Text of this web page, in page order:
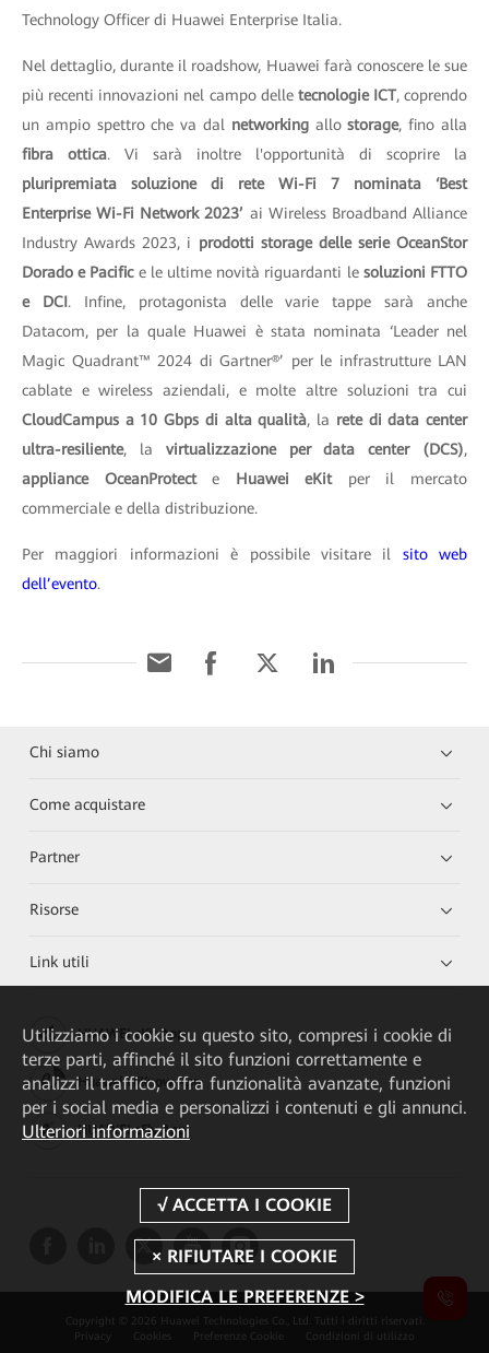
Technology Officer di Huawei Enterprise Italia.
Nel dettaglio, durante il roadshow, Huawei farà conoscere le sue
più recenti innovazioni nel campo delle tecnologie ICT, coprendo
un ampio spettro che va dal networking allostorage, fino alla
fibra ottica. Vi sarà inoltre l'opportunità di scoprire la
pluripremiata soluzione di rete Wi-Fi 7 nominata ‘Best
Enterprise Wi-Fi Network 2023’ ai Wireless Broadband Alliance
Industry Awards 2023, i prodotti storage delle serie OceanStor
Dorado e Pacifice le ultime novità riguardanti le soluzioni FTTO
e DCI. Infine, protagonista delle varie tappe sarà anche
Datacom, per la quale Huawei è stata nominata ‘Leader nel
Magic Quadrant™ 2024 di Gartner®’ per le infrastrutture LAN
cablate e wireless aziendali, e molte altre soluzioni tra cui
CloudCampus a 10 Gbps di alta qualità, la rete di data center
ultra-resiliente, la virtualizzazione per data center (DCS),
appliance OceanProtecte Huawei eKitper il mercato
commerciale e della distribuzione.
Per maggiori informazioni è possibile visitare il sito web
dell’evento.
Chi siamo
Come acquistare
Partner
Risorse
Link utili
HUAWEI eKit App
Huawei HiKnow App
HUAWEI eFly App
Copyright © 2026 Huawei Technologies Co., Ltd. Tutti i diritti riservati.
Privacy
Cookies Preferenze Cookie Condizioni di utilizzo
Utilizziamo i cookie su questo sito, compresi i cookie di
terze parti, affinché il sito funzioni correttamente e
analizzi il traffico, offra funzionalità avanzate, funzioni
per i social media e personalizzi i contenuti e gli annunci.
Ulteriori informazioni
MODIFICA LE PREFERENZE >